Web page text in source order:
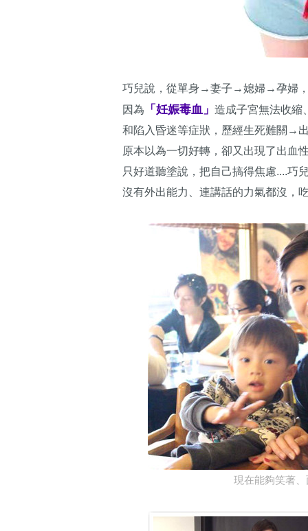
巧兒說，從單身→妻子→媳婦→孕婦，
因為
「妊娠毒血」造成子宮無法收縮
和陷入昏迷等症狀，歷經生死難關→
原本以為一切好轉，卻又出現了出血
只好道聽塗說，把自己搞得焦慮....巧
沒有外出能力、連講話的力氣都沒，
現在能夠笑著